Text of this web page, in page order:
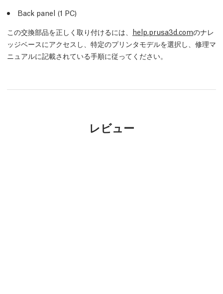
Back panel (1 PC)
この交換部品を正しく取り付けるには、 help.prusa3d.comのナレ
ッジベースにアクセスし、特定のプリンタモデルを選択し、修理マ
ニュアルに記載されている手順に従ってください。
レビュー